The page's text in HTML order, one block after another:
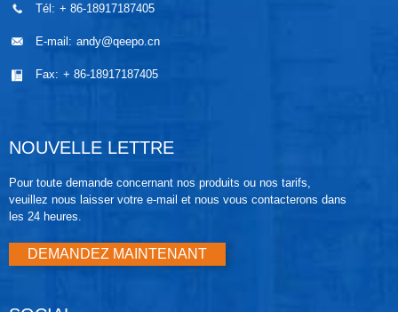
Tél: + 86-18917187405
E-mail: andy@qeepo.cn
Fax: + 86-18917187405
NOUVELLE LETTRE
Pour toute demande concernant nos produits ou nos tarifs,
veuillez nous laisser votre e-mail et nous vous contacterons dans
les 24 heures.
DEMANDEZ MAINTENANT